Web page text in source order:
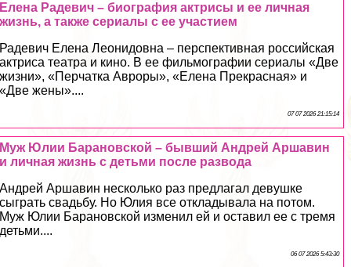
Елена Радевич – биография актрисы и ее личная
жизнь, а также сериалы с ее участием
Радевич Елена Леонидовна – перспективная российская
актриса театра и кино. В ее фильмографии сериалы «Две
жизни», «Перчатка Авроры», «Елена Прекрасная» и
«Две жены»....
07 07 2026 21:15:14
Муж Юлии Барановской – бывший Андрей Аршавин
и личная жизнь с детьми после развода
Андрей Аршавин несколько раз предлагал дeвyшке
сыграть свадьбу. Но Юлия все откладывала на потом.
Муж Юлии Барановской изменил ей и оставил ее с тремя
детьми....
06 07 2026 5:43:30